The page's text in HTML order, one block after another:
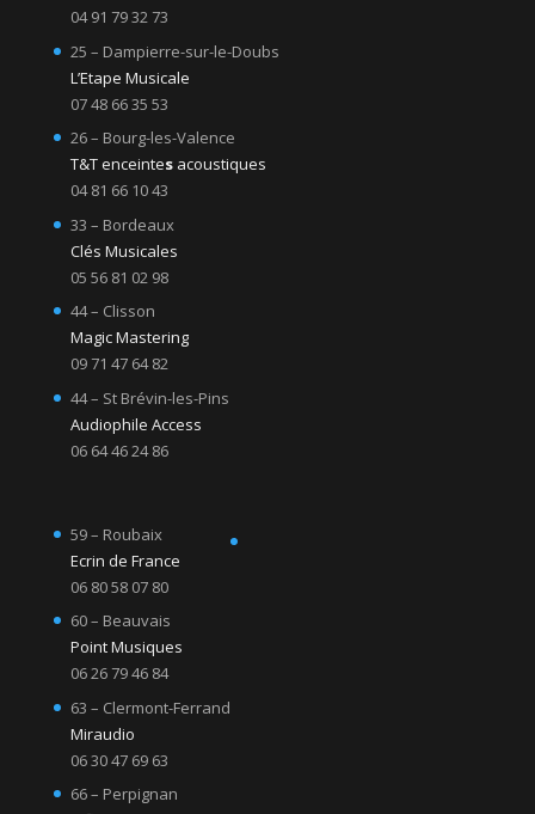
04 91 79 32 73
25 – Dampierre-sur-le-Doubs
L’Etape Musicale
07 48 66 35 53
26 – Bourg-les-Valence
T&T enceintes acoustiques
04 81 66 10 43
33 – Bordeaux
Clés Musicales
05 56 81 02 98
44 – Clisson
Magic Mastering
09 71 47 64 82
44 – St Brévin-les-Pins
Audiophile Access
06 64 46 24 86
59 – Roubaix
Ecrin de France
06 80 58 07 80
60 – Beauvais
Point Musiques
06 26 79 46 84
63 – Clermont-Ferrand
Miraudio
06 30 47 69 63
66 – Perpignan